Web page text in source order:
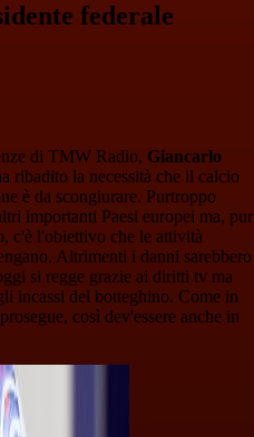
federale
di TMW Radio, Giancarlo
ribadito la necessità che il calcio
è da scongiurare. Purtroppo
importanti Paesi europei ma, pur
c'è l'obiettivo che le attività
Altrimenti i danni sarebbero
si regge grazie ai diritti tv ma
incassi del botteghino. Come in
così dev'essere anche in